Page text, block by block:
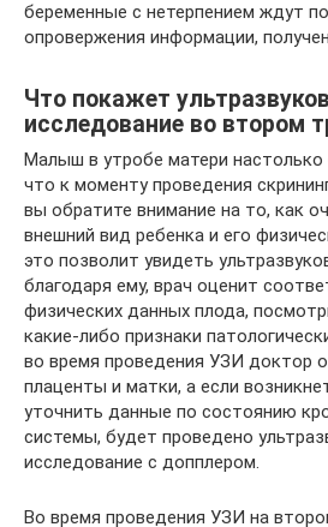
беременные с нетерпением ждут
опровержения информации,
Что покажет
исследование во втором
Малыш в утробе матери настолько
что к моменту проведения
вы обратите внимание на то, как
внешний вид ребенка и его
это позволит увидеть
благодаря ему, врач оценит
физических данных плода,
какие-либо признаки
во время проведения УЗИ доктор
плаценты и матки, а если
уточнить данные по состоянию
системы, будет проведено
исследование с допплером.
Во время проведения УЗИ на